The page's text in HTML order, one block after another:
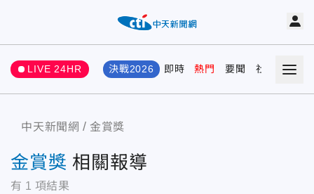
LIVE 24HR 決戰2026 即時 熱門 要聞 社會 娛樂
中天新聞網 金賞獎
金賞獎 相關報導
有 1 項結果